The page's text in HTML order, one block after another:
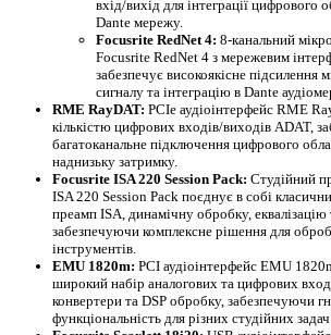
вхід/вихід для інтеграції цифрового
Dante мережу.
Focusrite RedNet 4: 8-канальний
Focusrite RedNet 4 з мережевим
забезпечує високоякісне підсилення
сигналу та інтеграцію в Dante
RME RayDAT: PCIe аудіоінтерфейс RME
кількістю цифрових входів/виходів ADAT,
багатоканальне підключення цифрового
наднизьку затримку.
Focusrite ISA 220 Session Pack: Студійний
ISA 220 Session Pack поєднує в собі
преамп ISA, динамічну обробку, еквалізацію
забезпечуючи комплексне рішення для
інструментів.
EMU 1820m: PCI аудіоінтерфейс EMU
широкий набір аналогових та цифрових
конвертери та DSP обробку, забезпечуючи
функціональність для різних студійних